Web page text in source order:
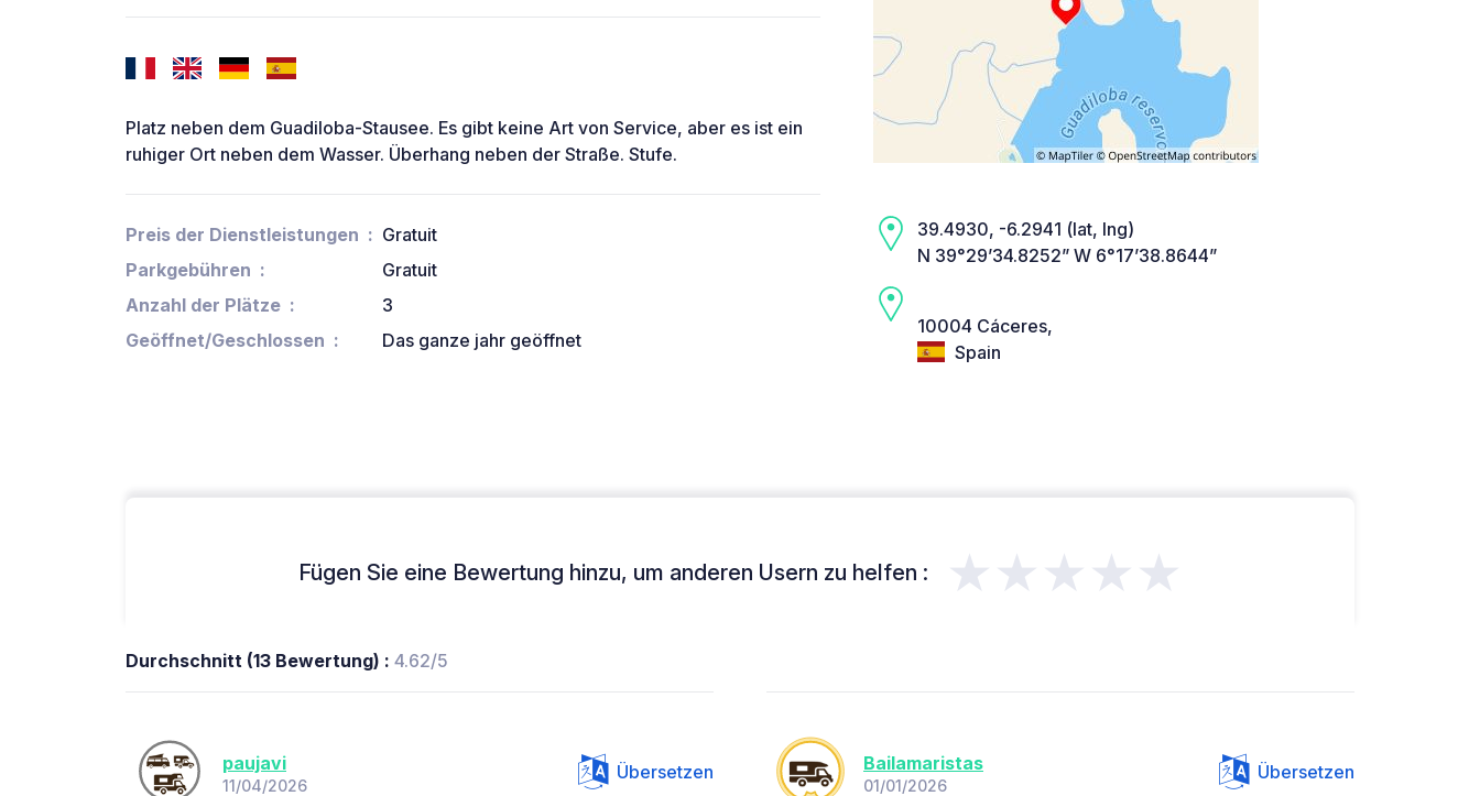
Platz neben dem Guadiloba-Stausee. Es gibt keine Art von Service, aber es ist ein
ruhiger Ort neben dem Wasser. Überhang neben der Straße. Stufe.
Preis der Dienstleistungen
Gratuit
Parkgebühren
Gratuit
Anzahl der Plätze
3
Geöffnet/Geschlossen
Das ganze jahr geöffnet
39.4930, -6.2941 (lat, lng)
N 39°29’34.8252” W 6°17’38.8644”
10004 Cáceres,
Spain
Fügen Sie eine Bewertung hinzu, um anderen Usern zu helfen : ★★★★★
Durchschnitt (13 Bewertung) : 4.62/5
paujavi
11/04/2026
Übersetzen Bailamaristas
01/01/2026
Übersetzen